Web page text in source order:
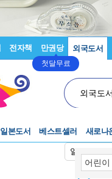
전자책 만권당
첫달무료
외국도서
외국도
일본어입력
일본도서 베스트셀러 새로나